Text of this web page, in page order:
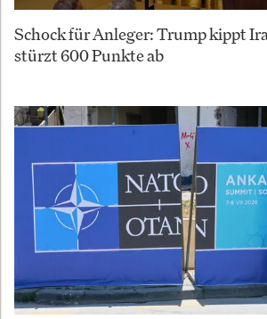
Schock für Anleger: Trump kippt
stürzt 600 Punkte ab